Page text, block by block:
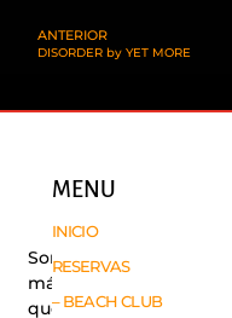
ANTERIOR
DISORDER by YET MORE
Somos
más
que
MENU
INICIO
RESERVAS
– BEACH CLUB